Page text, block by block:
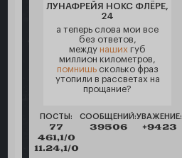
ЛУНАФРЕЙЯ НОКС ФЛЁРЕ,
24
а теперь слова мои все
без ответов,
между наших губ
миллион километров,
помнишьсколько фраз
утопили в рассветах на
прощание?
ПОСТЫ:
77
461,1/0
11.24,1/0
СООБЩЕНИЙ:
39506
УВАЖЕНИЕ:
+9423